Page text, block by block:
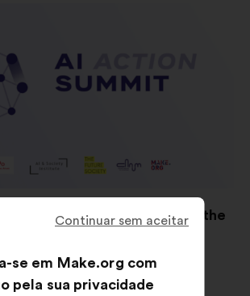
ideas for shaping AI to serve the
Continuar sem aceitar
se em Make.org com
pela sua privacidade